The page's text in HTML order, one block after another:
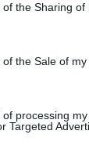
the Sharing of
the Sale of my
processing my
Targeted